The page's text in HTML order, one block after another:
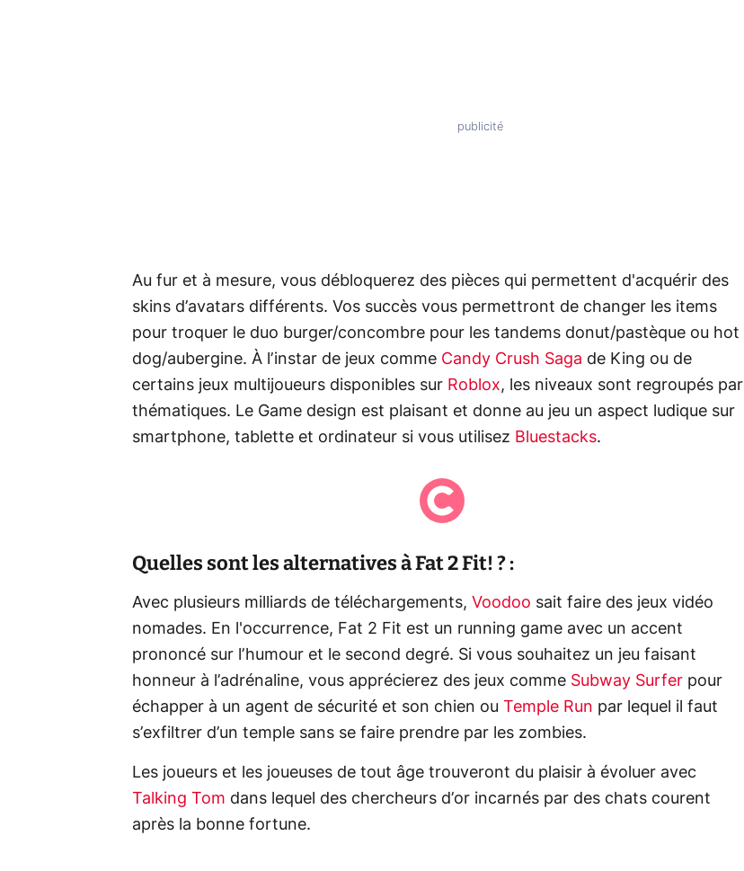
Au fur et à mesure, vous débloquerez des pièces qui permettent d'acquérir des
skins d’avatars différents. Vos succès vous permettront de changer les items
pour troquer le duo burger/concombre pour les tandems donut/pastèque ou hot
dog/aubergine. À l’instar de jeux comme Candy Crush Saga de King ou de
certains jeux multijoueurs disponibles sur Roblox, les niveaux sont regroupés par
thématiques. Le Game design est plaisant et donne au jeu un aspect ludique sur
smartphone, tablette et ordinateur si vous utilisez Bluestacks.
Quelles sont les alternatives à Fat 2 Fit! ? :
Avec plusieurs milliards de téléchargements, Voodoo sait faire des jeux vidéo
nomades. En l'occurrence, Fat 2 Fit est un running game avec un accent
prononcé sur l’humour et le second degré. Si vous souhaitez un jeu faisant
honneur à l’adrénaline, vous apprécierez des jeux comme Subway Surfer pour
échapper à un agent de sécurité et son chien ou Temple Run par lequel il faut
s’exfiltrer d’un temple sans se faire prendre par les zombies.
Les joueurs et les joueuses de tout âge trouveront du plaisir à évoluer avec
Talking Tom dans lequel des chercheurs d’or incarnés par des chats courent
après la bonne fortune.